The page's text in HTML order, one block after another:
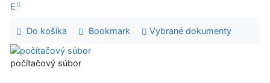
E
Do košíka Bookmark Vybrané dokumenty
počítačový súbor